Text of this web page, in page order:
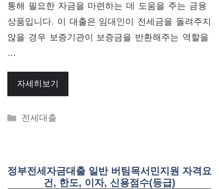
통해 필요한 자금을 마련하는 데 도움을 주는 금융
상품입니다. 이 대출은 임대인이 전세금을 돌려주지
않을 경우 보증기관이 보증금을 반환해주는 역할을
…
자세히보기
Categories
전세대출
정부전세자금대출 일반 버팀목서민지원 자격요
건, 한도, 이자, 신용점수(등급)